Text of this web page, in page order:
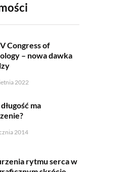
Congress of
– nowa dawka
2022
ma
2014
rytmu serca w